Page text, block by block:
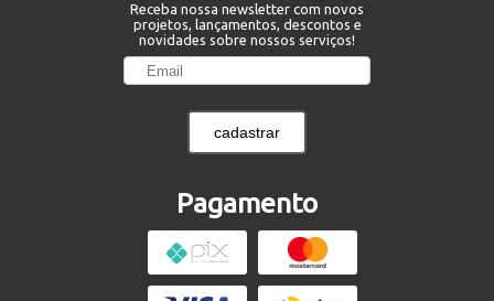
Receba nossa newsletter com novos
projetos, lançamentos, descontos e
novidades sobre nossos serviços!
cadastrar
Pagamento